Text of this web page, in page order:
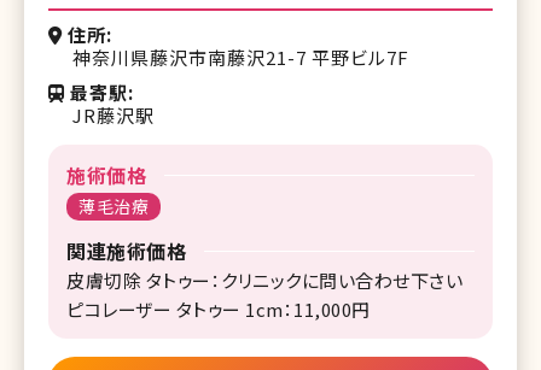
住所
神奈川県藤沢市南藤沢21-7 平野ビル7F
最寄駅
JR藤沢駅
施術価格
薄毛治療
関連施術価格
皮膚切除 タトゥー：クリニックに問い合わせ下さい
ピコレーザー タトゥー 1cm：11,000円